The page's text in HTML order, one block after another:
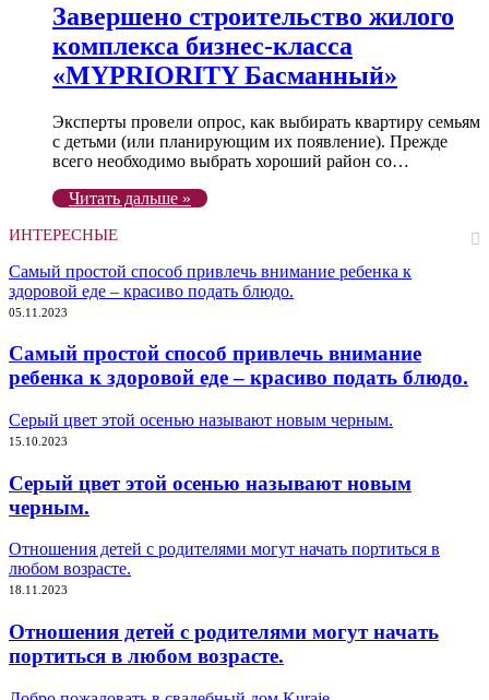
Завершено строительство жилого
комплекса бизнес-класса
«MYPRIORITY Басманный»
Эксперты провели опрос, как выбирать квартиру семьям
с детьми (или планирующим их появление). Прежде
всего необходимо выбрать хороший район со…
Читать дальше »
ИНТЕРЕСНЫЕ
Самый простой способ привлечь внимание ребенка к
здоровой еде – красиво подать блюдо.
05.11.2023
Самый простой способ привлечь внимание
ребенка к здоровой еде – красиво подать блюдо.
Серый цвет этой осенью называют новым черным.
15.10.2023
Серый цвет этой осенью называют новым
черным.
Отношения детей с родителями могут начать портиться в
любом возрасте.
18.11.2023
Отношения детей с родителями могут начать
портиться в любом возрасте.